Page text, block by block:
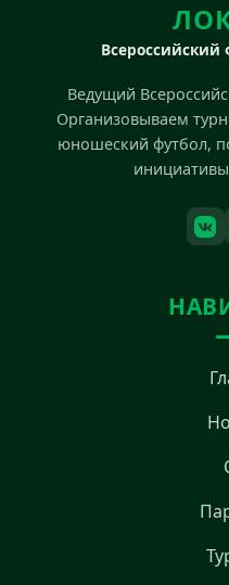
Ведущий
Организовываем
юношеский футбол,